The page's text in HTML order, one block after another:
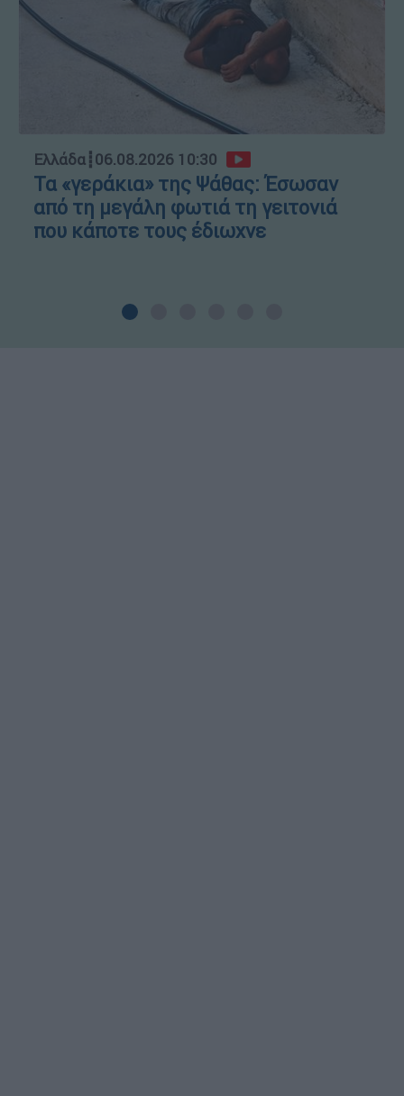
Ελλάδα┋06.08.2026 10:30
Τα «γεράκια» της Ψάθας: Έσωσαν
από τη μεγάλη φωτιά τη γειτονιά
που κάποτε τους έδιωχνε